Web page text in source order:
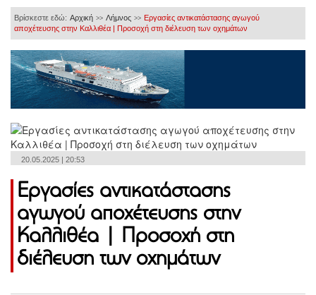
Βρίσκεστε εδώ: Αρχική >> Λήμνος >> Εργασίες αντικατάστασης αγωγού
αποχέτευσης στην Καλλιθέα | Προσοχή στη διέλευση των οχημάτων
20.05.2025 | 20:53
Εργασίες αντικατάστασης
αγωγού αποχέτευσης στην
Καλλιθέα | Προσοχή στη
διέλευση των οχημάτων